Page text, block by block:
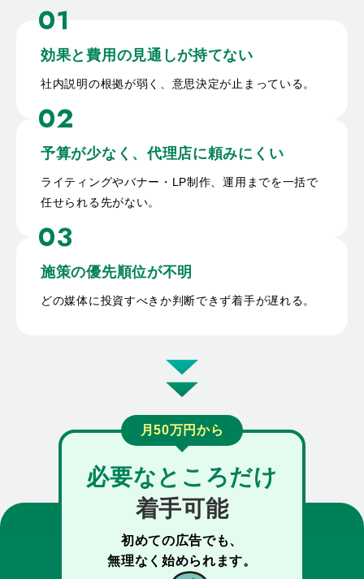
01
効果と費用の見通しが持てない
社内説明の根拠が弱く、意思決定が止まっている。
02
予算が少なく、代理店に頼みにくい
ライティングやバナー・LP制作、運用までを一括で
任せられる先がない。
03
施策の優先順位が不明
どの媒体に投資すべきか判断できず着手が遅れる。
月50万円から
必要なところだけ
着手可能
初めての広告でも、
無理なく始められます。